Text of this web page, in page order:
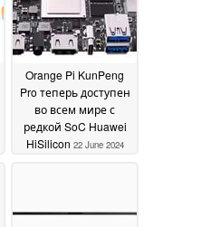
Orange Pi KunPeng
Pro теперь доступен
во всем мире с
редкой SoC Huawei
HiSilicon 22 June 2024